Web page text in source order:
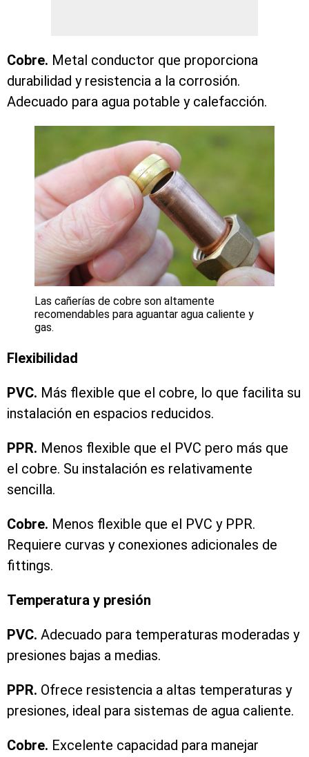
Cobre. Metal conductor que proporciona
durabilidad y resistencia a la corrosión.
Adecuado para agua potable y calefacción.
Las cañerías de cobre son altamente
recomendables para aguantar agua caliente y
gas.
Flexibilidad
PVC. Más flexible que el cobre, lo que facilita su
instalación en espacios reducidos.
PPR. Menos flexible que el PVC pero más que
el cobre. Su instalación es relativamente
sencilla.
Cobre. Menos flexible que el PVC y PPR.
Requiere curvas y conexiones adicionales de
fittings.
Temperatura y presión
PVC. Adecuado para temperaturas moderadas y
presiones bajas a medias.
PPR. Ofrece resistencia a altas temperaturas y
presiones, ideal para sistemas de agua caliente.
Cobre. Excelente capacidad para manejar